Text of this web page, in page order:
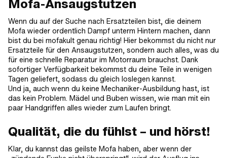
Mofa-Ansaugstutzen
Wenn du auf der Suche nach Ersatzteilen bist, die deinem
Mofa wieder ordentlich Dampf unterm Hintern machen, dann
bist du bei mofakult genau richtig! Hier bekommst du nicht nur
Ersatzteile für den Ansaugstutzen, sondern auch alles, was du
für eine schnelle Reparatur im Motorraum brauchst. Dank
sofortiger Verfügbarkeit bekommst du deine Teile in wenigen
Tagen geliefert, sodass du gleich loslegen kannst.
Und ja, auch wenn du keine Mechaniker-Ausbildung hast, ist
das kein Problem. Mädel und Buben wissen, wie man mit ein
paar Handgriffen alles wieder zum Laufen bringt.
Qualität, die du fühlst – und hörst!
Klar, du kannst das geilste Mofa haben, aber wenn der